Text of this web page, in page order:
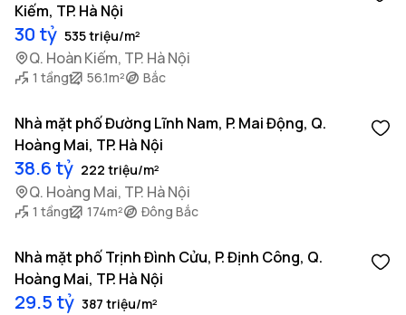
Kiếm, TP. Hà Nội
30 tỷ 535 triệu/m²
Q. Hoàn Kiếm, TP. Hà Nội
1 tầng 56.1m² Bắc
Nhà mặt phố Đường Lĩnh Nam, P. Mai Động, Q.
Hoàng Mai, TP. Hà Nội
38.6 tỷ 222 triệu/m²
Q. Hoàng Mai, TP. Hà Nội
1 tầng 174m² Đông Bắc
Nhà mặt phố Trịnh Đình Cửu, P. Định Công, Q.
Hoàng Mai, TP. Hà Nội
29.5 tỷ 387 triệu/m²